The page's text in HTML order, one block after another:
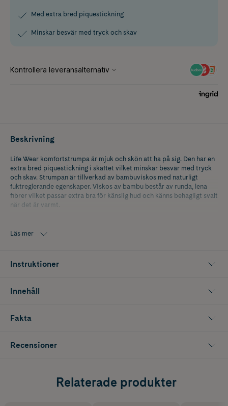
Med extra bred piquestickning
Minskar besvär med tryck och skav
Beskrivning
Life Wear komfortstrumpa är mjuk och skön att ha på sig. Den har en
extra bred piquestickning i skaftet vilket minskar besvär med tryck
och skav. Strumpan är tillverkad av bambuviskos med naturligt
fuktreglerande egenskaper. Viskos av bambu består av runda, lena
fibrer vilket passar extra bra för känslig hud och känns behagligt svalt
när det är varmt.
Läs mer
Instruktioner
Innehåll
Fakta
Recensioner
Relaterade produkter